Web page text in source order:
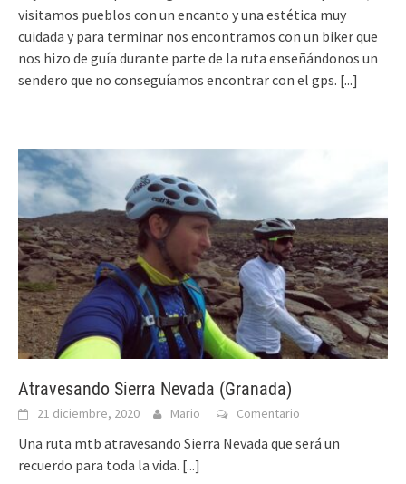
visitamos pueblos con un encanto y una estética muy
cuidada y para terminar nos encontramos con un biker que
nos hizo de guía durante parte de la ruta enseñándonos un
sendero que no conseguíamos encontrar con el gps. [...]
Atravesando Sierra Nevada (Granada)
21 diciembre, 2020 Mario Comentario
Una ruta mtb atravesando Sierra Nevada que será un
recuerdo para toda la vida. [...]